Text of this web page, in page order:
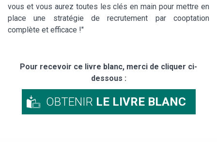
vous et vous aurez toutes les clés en main pour mettre en
place une stratégie de recrutement par cooptation
complète et efficace !"
Pour recevoir ce livre blanc, merci de cliquer ci-
dessous :
OBTENIR LE LIVRE BLANC